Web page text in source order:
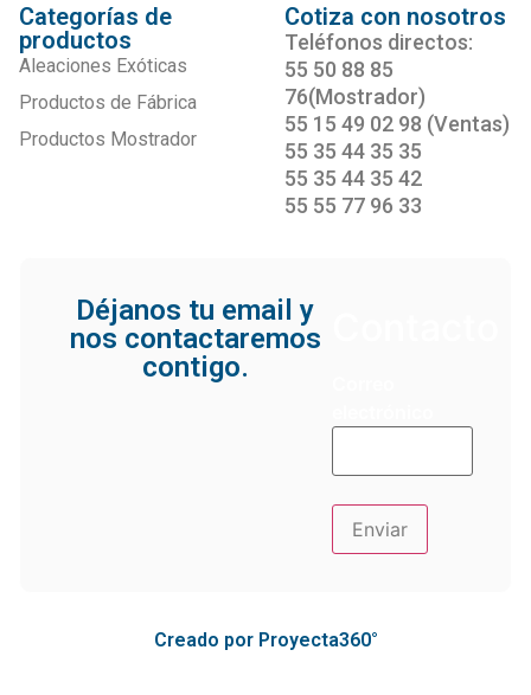
Categorías de
productos
Aleaciones Exóticas
Productos de Fábrica
Productos Mostrador
Cotiza con nosotros
Teléfonos directos:
55 50 88 85
76(Mostrador)
55 15 49 02 98 (Ventas)
55 35 44 35 35
55 35 44 35 42
55 55 77 96 33
Déjanos tu email y
nos contactaremos
contigo.
Creado por Proyecta360°